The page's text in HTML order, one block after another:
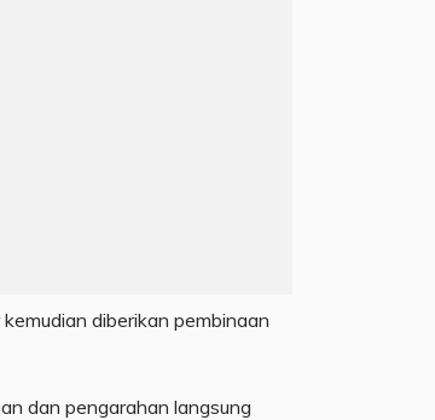
diberikan pembinaan
dan pengarahan langsung